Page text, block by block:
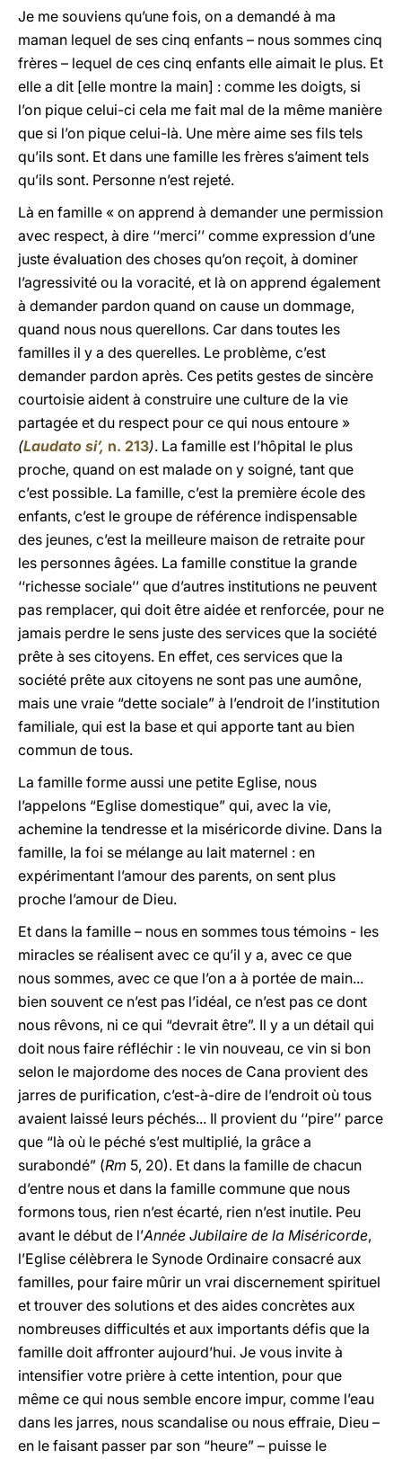
Je me souviens qu’une fois, on a demandé à ma
maman lequel de ses cinq enfants – nous sommes cinq
frères – lequel de ces cinq enfants elle aimait le plus. Et
elle a dit [elle montre la main] : comme les doigts, si
l’on pique celui-ci cela me fait mal de la même manière
que si l’on pique celui-là. Une mère aime ses fils tels
qu’ils sont. Et dans une famille les frères s’aiment tels
qu’ils sont. Personne n’est rejeté.
Là en famille « on apprend à demander une permission
avec respect, à dire ‘‘merci’’ comme expression d’une
juste évaluation des choses qu’on reçoit, à dominer
l’agressivité ou la voracité, et là on apprend également
à demander pardon quand on cause un dommage,
quand nous nous querellons. Car dans toutes les
familles il y a des querelles. Le problème, c’est
demander pardon après. Ces petits gestes de sincère
courtoisie aident à construire une culture de la vie
partagée et du respect pour ce qui nous entoure »
(Laudato si’, n. 213). La famille est l’hôpital le plus
proche, quand on est malade on y soigné, tant que
c’est possible. La famille, c’est la première école des
enfants, c’est le groupe de référence indispensable
des jeunes, c’est la meilleure maison de retraite pour
les personnes âgées. La famille constitue la grande
‘‘richesse sociale’’ que d’autres institutions ne peuvent
pas remplacer, qui doit être aidée et renforcée, pour ne
jamais perdre le sens juste des services que la société
prête à ses citoyens. En effet, ces services que la
société prête aux citoyens ne sont pas une aumône,
mais une vraie “dette sociale” à l’endroit de l’institution
familiale, qui est la base et qui apporte tant au bien
commun de tous.
La famille forme aussi une petite Eglise, nous
l’appelons “Eglise domestique” qui, avec la vie,
achemine la tendresse et la miséricorde divine. Dans la
famille, la foi se mélange au lait maternel : en
expérimentant l’amour des parents, on sent plus
proche l’amour de Dieu.
Et dans la famille – nous en sommes tous témoins - les
miracles se réalisent avec ce qu’il y a, avec ce que
nous sommes, avec ce que l’on a à portée de main...
bien souvent ce n’est pas l’idéal, ce n’est pas ce dont
nous rêvons, ni ce qui “devrait être”. Il y a un détail qui
doit nous faire réfléchir : le vin nouveau, ce vin si bon
selon le majordome des noces de Cana provient des
jarres de purification, c’est-à-dire de l’endroit où tous
avaient laissé leurs péchés... Il provient du ‘‘pire’’ parce
que “là où le péché s’est multiplié, la grâce a
surabondé” (Rm 5, 20). Et dans la famille de chacun
d’entre nous et dans la famille commune que nous
formons tous, rien n’est écarté, rien n’est inutile. Peu
avant le début de l’Année Jubilaire de la Miséricorde,
l’Eglise célèbrera le Synode Ordinaire consacré aux
familles, pour faire mûrir un vrai discernement spirituel
et trouver des solutions et des aides concrètes aux
nombreuses difficultés et aux importants défis que la
famille doit affronter aujourd’hui. Je vous invite à
intensifier votre prière à cette intention, pour que
même ce qui nous semble encore impur, comme l’eau
dans les jarres, nous scandalise ou nous effraie, Dieu –
en le faisant passer par son “heure” – puisse le